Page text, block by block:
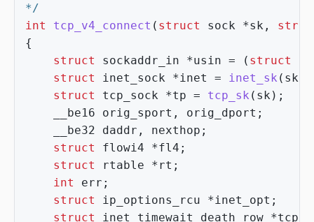
*/
int
tcp_v4_connect ( struct sock *sk ,
{
struct
sockaddr_in *usin = ( struct
struct
inet_sock *inet = inet_sk ( sk
struct
tcp_sock *tp = tcp_sk ( sk );
__be16
orig_sport , orig_dport ;
__be32
daddr , nexthop ;
struct
flowi4 *fl4 ;
struct
rtable *rt ;
int
err ;
struct
ip_options_rcu *inet_opt ;
struct
inet_timewait_death_row *